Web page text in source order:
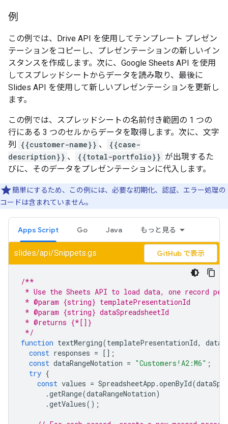
例
この例では、Drive API を使用してテンプレート プレゼン
テーションをコピーし、プレゼンテーションの新しいイン
スタンスを作成します。次に、Google Sheets API を使用
してスプレッドシートからデータを読み取り、最後に
Slides API を使用して新しいプレゼンテーションを更新し
ます。
この例では、スプレッドシートの名前付き範囲の 1 つの
行にある 3 つのセルからデータを取得します。次に、文字
列
{{customer-name}} 、
{{case-
description}} 、 {{total-portfolio}} が出現するた
びに、そのデータをプレゼンテーションに代入します。
簡単にするため、この例には、必要な初期化、認証、エラー処理の
コードは含まれていません。
Apps Script Go Java もっと見る
slides/api/Snippets.gs GitHub で表示
/**
* Use the Sheets API to load data, one record per
* @param {string} templatePresentationId
* @param {string} dataSpreadsheetId
* @returns {*[]}
*/
function textMerging(templatePresentationId,
const responses =
[];
const dataRangeNotation = "Customers!A2:M6" ;
try {
const values = SpreadsheetApp .openById(
.getRange(dataRangeNotation)
.getValues();